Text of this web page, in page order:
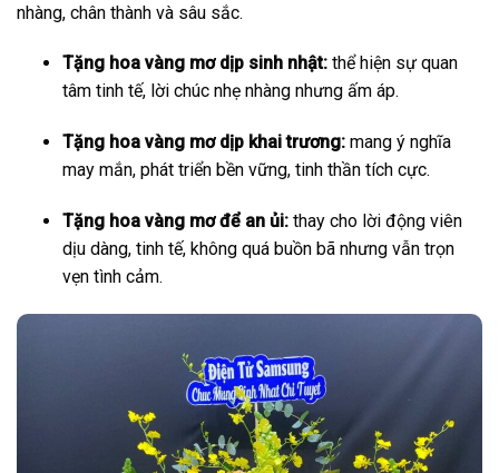
nhàng, chân thành và sâu sắc.
Tặng hoa vàng mơ dịp sinh nhật:thể hiện sự quan
tâm tinh tế, lời chúc nhẹ nhàng nhưng ấm áp.
Tặng hoa vàng mơ dịp khai trương:mang ý nghĩa
may mắn, phát triển bền vững, tinh thần tích cực.
Tặng hoa vàng mơ để an ủi:thay cho lời động viên
dịu dàng, tinh tế, không quá buồn bã nhưng vẫn trọn
vẹn tình cảm.